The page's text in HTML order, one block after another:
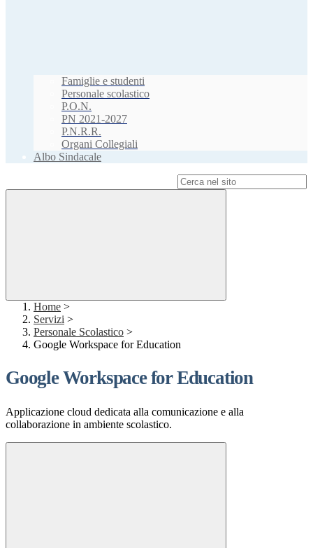
Famiglie e studenti
Personale scolastico
P.O.N.
PN 2021-2027
P.N.R.R.
Organi Collegiali
Albo Sindacale
Home >
Servizi >
Personale Scolastico >
Google Workspace for Education
Google Workspace for Education
Applicazione cloud dedicata alla comunicazione e alla
collaborazione in ambiente scolastico.